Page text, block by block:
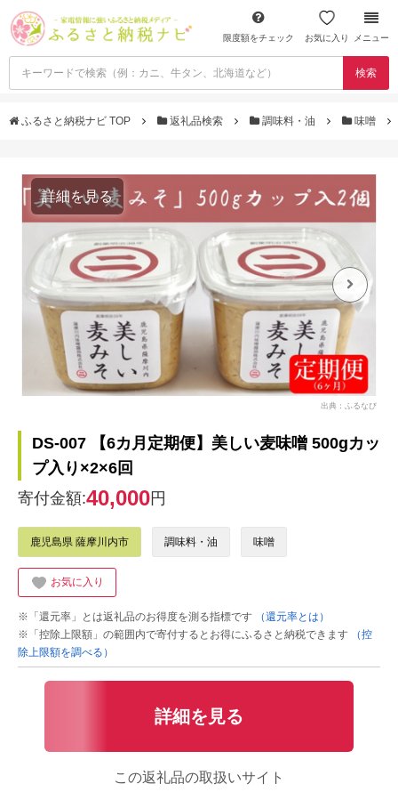
限度額をチェック お気に入り メニュー
検索
ふるさと納税ナビ TOP 返礼品検索 調味料・油 味噌
詳細を見る
出典：ふるなび
DS-007 【6カ月定期便】美しい麦味噌 500gカッ
プ入り×2×6回
寄付金額:40,000円
鹿児島県 薩摩川内市 調味料・油 味噌
お気に入り
※「還元率」とは返礼品のお得度を測る指標です
（還元率とは）
※「控除上限額」の範囲内で寄付するとお得にふるさと納税できます
（控
除上限額を調べる）
詳細を見る
この返礼品の取扱いサイト